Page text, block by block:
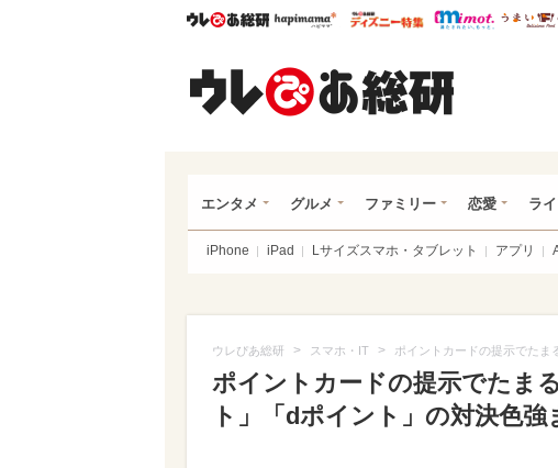
ウレぴあ総研ハピママ* ウレぴあ総研 デ
mimot.
エンタメ グルメ ファミリー 恋愛 ラ
iPhone iPad Lサイズスマホ・タブレット アプリ
ウレぴあ総研 > スマホ・IT > ポイントカードの提示でた
ポイントカードの提示でたま
ト」「dポイント」の対決色強